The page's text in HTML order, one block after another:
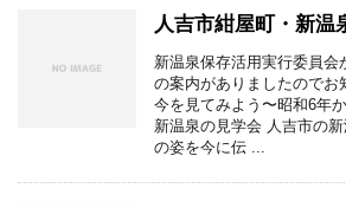
人吉市紺屋町・新温
新温泉保存活用実行委員会
の案内がありましたのでお
今を見てみよう〜昭和6年
新温泉の見学会 人吉市の
の姿を今に伝 ...